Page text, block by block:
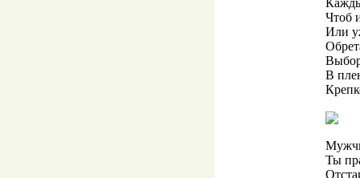
Чтоб
Или
Выбор
В
Ты